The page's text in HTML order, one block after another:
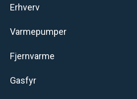
Erhverv
Varmepumper
Fjernvarme
Gasfyr